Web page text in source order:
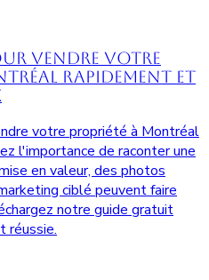
Vendre Votre
Rapidement et
votre propriété à Montréal
l'importance de raconter une
en valeur, des photos
ciblé peuvent faire
notre guide gratuit
réussie.